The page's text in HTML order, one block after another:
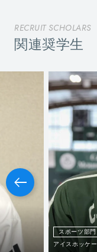
RECRUIT SCHOLARS
関連奨学生
スポーツ部門
アイスホッケー